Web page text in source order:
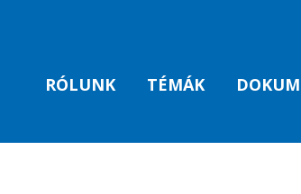
RÓLUNK TÉMÁK